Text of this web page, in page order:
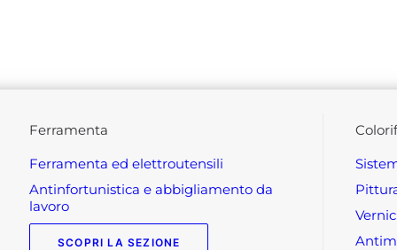
ferramenta
ferramenta ed elettroutensili
antinfortunistica e abbigliamento da
lavoro
SCOPRI LA SEZIONE